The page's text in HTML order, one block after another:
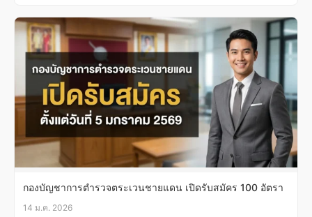
กองบัญชาการตำรวจตระเวนชายแดน เปิดรับสมัคร 100 อัตรา
14 ม.ค. 2026